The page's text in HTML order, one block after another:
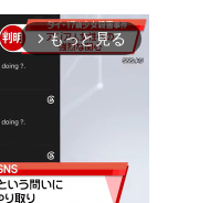
arrow_forward_ios もっと見る